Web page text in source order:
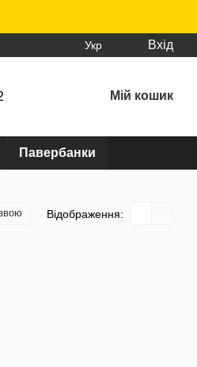
Укр Вхід
Мій кошик
Павербанки
Відображення: